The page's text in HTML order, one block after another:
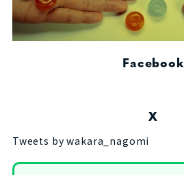
Facebook
X
Tweets by wakara_nagomi